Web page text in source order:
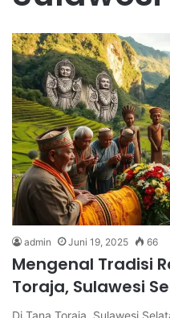
admin Juni 19, 2025 66
Mengenal Tradisi
Toraja, Sulawesi
Di Tana Toraja, Sulawesi